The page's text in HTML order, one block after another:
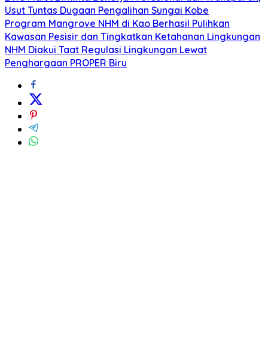
Usut Tuntas Dugaan Pengalihan Sungai Kobe
Program Mangrove NHM di Kao Berhasil Pulihkan
Kawasan Pesisir dan Tingkatkan Ketahanan Lingkungan
NHM Diakui Taat Regulasi Lingkungan Lewat
Penghargaan PROPER Biru